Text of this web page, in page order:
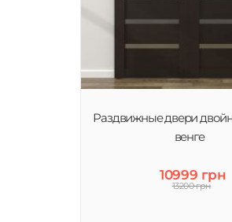
Раздвижные двери
венге
10999 грн
13200 грн